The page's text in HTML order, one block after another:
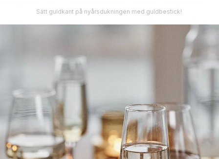
Sätt guldkant på nyårsdukningen med guldbestick!